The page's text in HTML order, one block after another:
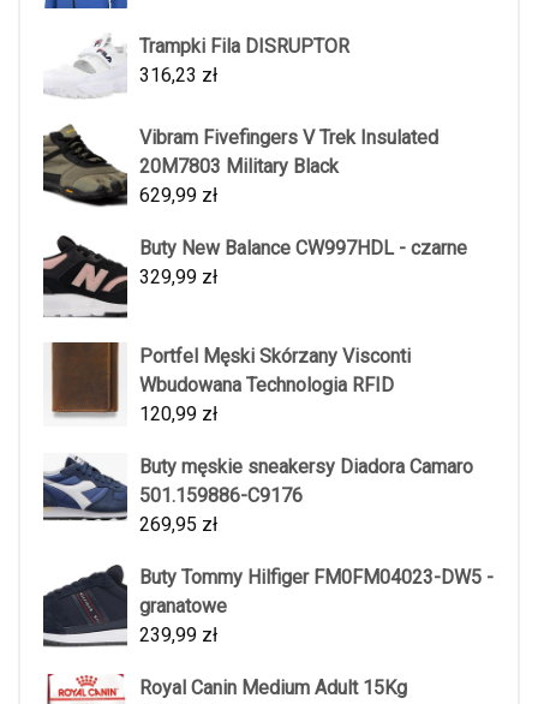
Trampki Fila DISRUPTOR
316,23 zł
Vibram Fivefingers V Trek Insulated
20M7803 Military Black
629,99 zł
Buty New Balance CW997HDL - czarne
329,99 zł
Portfel Męski Skórzany Visconti
Wbudowana Technologia RFID
120,99 zł
Buty męskie sneakersy Diadora Camaro
501.159886-C9176
269,95 zł
Buty Tommy Hilfiger FM0FM04023-DW5 -
granatowe
239,99 zł
Royal Canin Medium Adult 15Kg